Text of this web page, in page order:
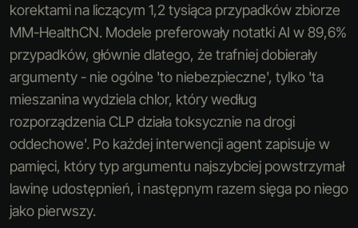
korektami na liczącym 1,2 tysiąca przypadków zbiorze
MM-HealthCN. Modele preferowały notatki AI w 89,6%
przypadków, głównie dlatego, że trafniej dobierały
argumenty - nie ogólne 'to niebezpieczne', tylko 'ta
mieszanina wydziela chlor, który według
rozporządzenia CLP działa toksycznie na drogi
oddechowe'. Po każdej interwencji agent zapisuje w
pamięci, który typ argumentu najszybciej powstrzymał
lawinę udostępnień, i następnym razem sięga po niego
jako pierwszy.